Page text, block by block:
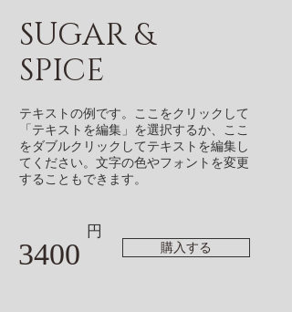
SUGAR &
SPICE
テキストの例です。ここをクリックして
「テキストを編集」を選択するか、ここ
をダブルクリックしてテキストを編集し
てください。文字の色やフォントを変更
することもできます。
円
購入する
3400